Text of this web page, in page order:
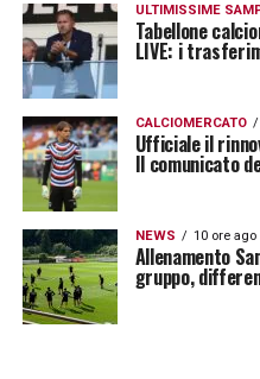
ULTIMISSIME
Tabellone
LIVE: i
CALCIOMERCATO
Ufficiale il
Il comunicato
NEWS 10 ore ago
Allenamento
gruppo,